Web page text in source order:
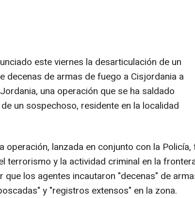
este viernes la desarticulación de un
decenas de armas de fuego a Cisjordania a
una operación que se ha saldado
un sospechoso, residente en la localidad
operación, lanzada en conjunto con la Policía,
terrorismo y la actividad criminal en la
que los agentes incautaron "decenas" de
y "registros extensos" en la zona.